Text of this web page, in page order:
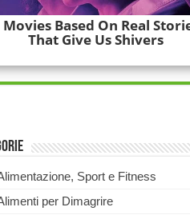
Sport e Fitness
per Dimagrire